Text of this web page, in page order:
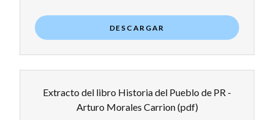
DESCARGAR
Extracto del libro Historia del Pueblo de PR -
Arturo Morales Carrion(pdf)